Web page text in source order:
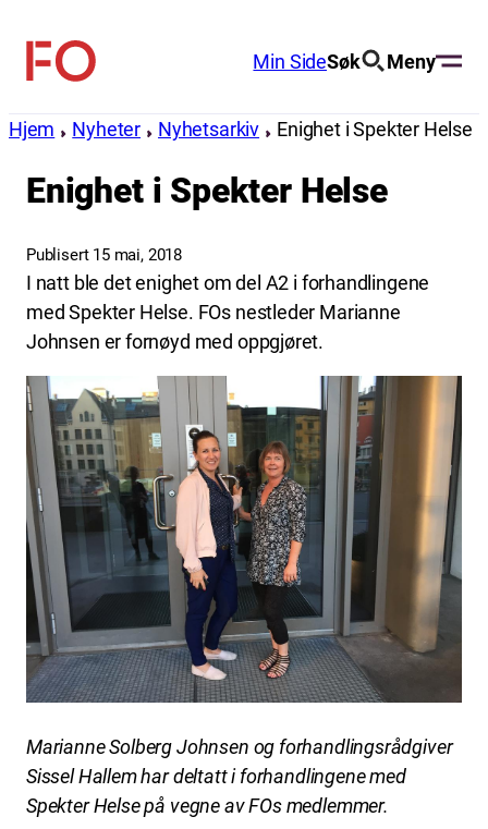
innhold
FO
Min SideSøk Meny
Hjem Nyheter Nyhetsarkiv Enighet i Spekter Helse
Enighet i Spekter Helse
Publisert 15 mai, 2018
I natt ble det enighet om del A2 i forhandlingene
med Spekter Helse. FOs nestleder Marianne
Johnsen er fornøyd med oppgjøret.
Marianne Solberg Johnsen og forhandlingsrådgiver
Sissel Hallem har deltatt i forhandlingene med
Spekter Helse på vegne av FOs medlemmer.